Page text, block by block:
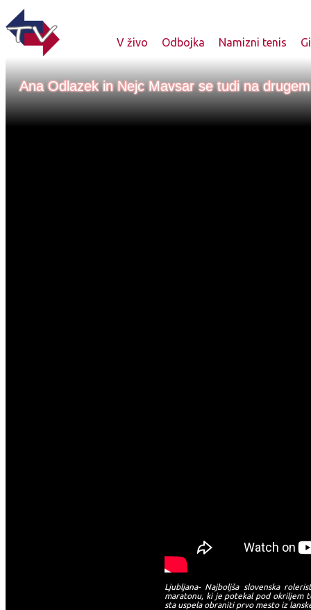
V živo Odbojka Namizni tenis
Ana Odlazek in Nejc Mavsar se tudi na
Ljubljana- Najboljša slovenska
maratonu, ki je potekal pod okriljem
sta uspela obraniti prvo mesto iz